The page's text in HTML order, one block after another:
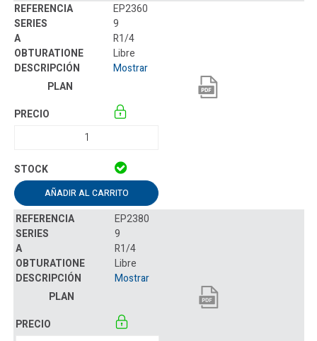
EP2360
9
R1/4
Libre
Mostrar
AÑADIR AL CARRITO
EP2380
9
R1/4
Libre
Mostrar